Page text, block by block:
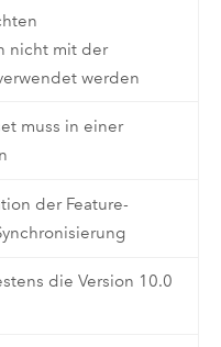
nicht mit der
werden
muss in einer
der Feature-
die Version 10.0